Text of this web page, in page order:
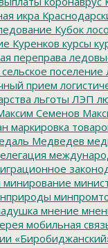
икра
Кубок
Куренков курсы
переправа
поселение
прием
льготы ЛЭП
Семенов
маркировка
Медведев
минирование
мнение
мобильная